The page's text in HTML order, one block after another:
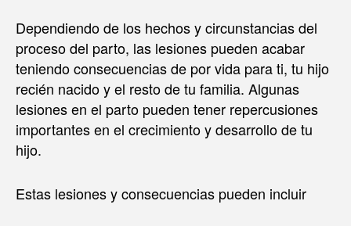
Dependiendo de los hechos y circunstancias del
proceso del parto, las lesiones pueden acabar
teniendo consecuencias de por vida para ti, tu hijo
recién nacido y el resto de tu familia. Algunas
lesiones en el parto pueden tener repercusiones
importantes en el crecimiento y desarrollo de tu
hijo.
Estas lesiones y consecuencias pueden incluir